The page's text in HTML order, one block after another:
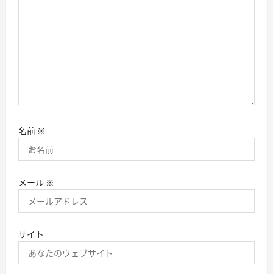
名前 ※
メール ※
サイト